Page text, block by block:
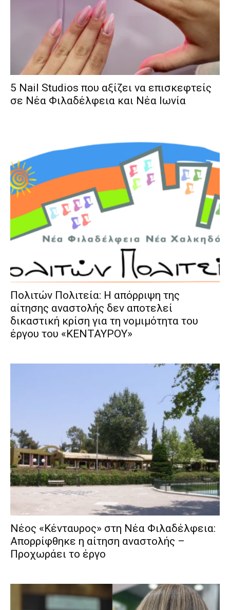
5 Nail Studios που αξίζει να επισκεφτείς
σε Νέα Φιλαδέλφεια και Νέα Ιωνία
Πολιτών Πολιτεία: Η απόρριψη της
αίτησης αναστολής δεν αποτελεί
δικαστική κρίση για τη νομιμότητα του
έργου του «ΚΕΝΤΑΥΡΟΥ»
Νέος «Κένταυρος» στη Νέα Φιλαδέλφεια:
Απορρίφθηκε η αίτηση αναστολής –
Προχωράει το έργο